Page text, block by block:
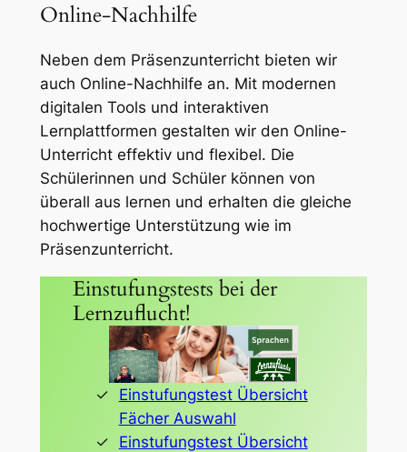
Online-Nachhilfe
Neben dem Präsenzunterricht bieten wir
auch Online-Nachhilfe an. Mit modernen
digitalen Tools und interaktiven
Lernplattformen gestalten wir den Online-
Unterricht effektiv und flexibel. Die
Schülerinnen und Schüler können von
überall aus lernen und erhalten die gleiche
hochwertige Unterstützung wie im
Präsenzunterricht.
Einstufungstests bei der
Lernzuflucht!
Einstufungstest Übersicht
Fächer Auswahl
Einstufungstest Übersicht